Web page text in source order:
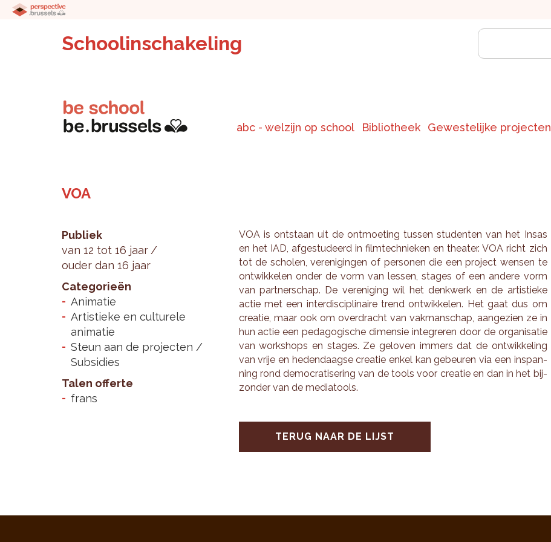
Schoolinschakeling
abc - welzijn op school Bibliotheek Gewestelijke projecten
VOA
Publiek
van 12 tot 16 jaar
ouder dan 16 jaar
Categorieën
Animatie
Artistieke en culturele
animatie
Steun aan de projecten /
Subsidies
Talen offerte
frans
VOA is ont­staan uit de ont­moe­ting tus­sen stu­den­ten van het Insas
en het IAD, af­ge­stu­deerd in film­tech­nie­ken en the­a­ter. VOA richt zich
tot de scho­len, ver­e­ni­gin­gen of per­so­nen die een pro­ject wen­sen te
ont­wik­ke­len onder de vorm van les­sen, sta­ges of een an­de­re vorm
van part­ner­schap. De ver­e­ni­ging wil het denk­werk en de ar­tis­tie­ke
actie met een in­ter­dis­ci­pli­nai­re trend ont­wik­ke­len. Het gaat dus om
cre­a­tie, maar ook om over­dracht van vak­man­schap, aan­ge­zien ze in
hun actie een pe­da­go­gi­sche di­men­sie in­te­gre­ren door de or­ga­ni­sa­tie
van work­shops en sta­ges. Ze ge­lo­ven im­mers dat de ont­wik­ke­ling
van vrije en he­den­daag­se cre­a­tie enkel kan ge­beu­ren via een in­span­
ning rond de­mo­cra­ti­se­ring van de tools voor cre­a­tie en dan in het bij­
zon­der van de me­di­atools.
TERUG NAAR DE LIJST